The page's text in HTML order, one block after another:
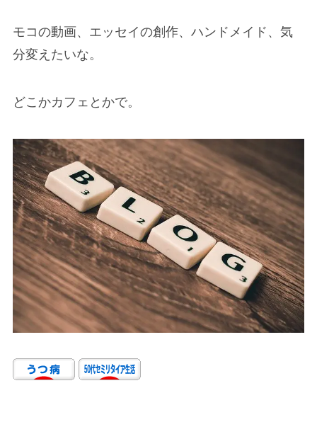
モコの動画、エッセイの創作、ハンドメイド、気
分変えたいな。
どこかカフェとかで。